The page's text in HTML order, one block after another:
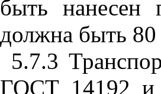
быть нанесен
должна быть
5.7.3
ГОСТ 14192 и